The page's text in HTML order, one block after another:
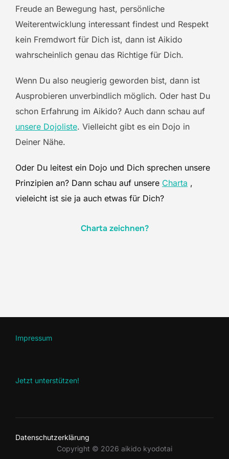
Freude an Bewegung hast, persönliche
Weiterentwicklung interessant findest und Respekt
kein Fremdwort für Dich ist, dann ist Aikido
wahrscheinlich genau das Richtige für Dich.
Wenn Du also neugierig geworden bist, dann ist
Ausprobieren unverbindlich möglich. Oder hast Du
schon Erfahrung im Aikido? Auch dann schau auf
unsere Dojoliste. Vielleicht gibt es ein Dojo in
Deiner Nähe.
Oder Du leitest ein Dojo und Dich sprechen unsere
Prinzipien an? Dann schau auf unsere Charta ,
vieleicht ist sie ja auch etwas für Dich?
Charta zeichnen?
Impressum
Jetzt unterstützen!
Datenschutzerklärung
Copyright © 2026 aikido kyodotai